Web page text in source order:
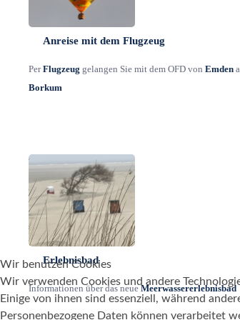
Anreise mit dem Flugzeug
PerFlugzeug gelangen Sie mit dem OFD von Emden
Borkum
Erlebnisbad
Informationen über das neueMeerwassererlebnisbad
Wir benutzen Cookies
Wir verwenden Cookies und andere
Einige von ihnen sind essenziell, während
Personenbezogene Daten können verarbeitet